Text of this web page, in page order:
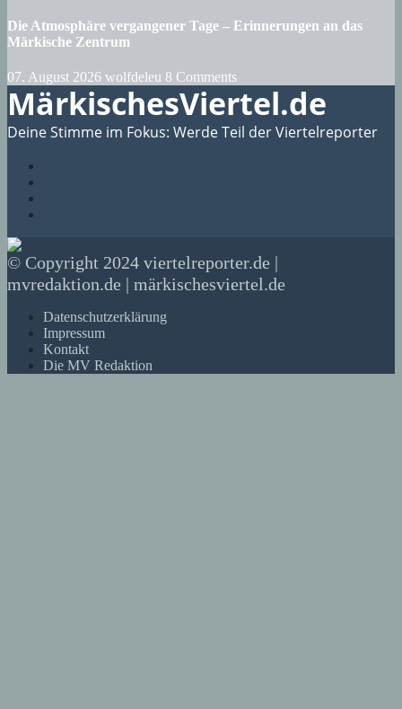
Die Atmosphäre vergangener Tage – Erinnerungen an das
Märkische Zentrum
07. August 2026 wolfdeleu 8 Comments
MärkischesViertel.de
Deine Stimme im Fokus: Werde Teil der Viertelreporter
© Copyright 2024 viertelreporter.de |
mvredaktion.de | märkischesviertel.de
Datenschutzerklärung
Impressum
Kontakt
Die MV Redaktion